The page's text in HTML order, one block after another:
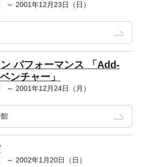
～ 2001年12月23日（日）
パフォーマンス 「Add-
ンチャー」
～ 2001年12月24日（月）
～ 2002年1月20日（日）